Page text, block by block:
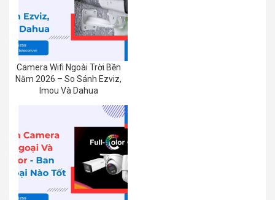
Camera Wifi Ngoài Trời Bền
Năm 2026 – So Sánh Ezviz,
Imou Và Dahua